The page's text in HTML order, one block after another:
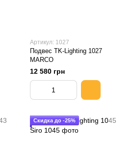
Артикул: 1027
Подвес TK-Lighting 1027
MARCO
12 580 грн
Скидка до -25%